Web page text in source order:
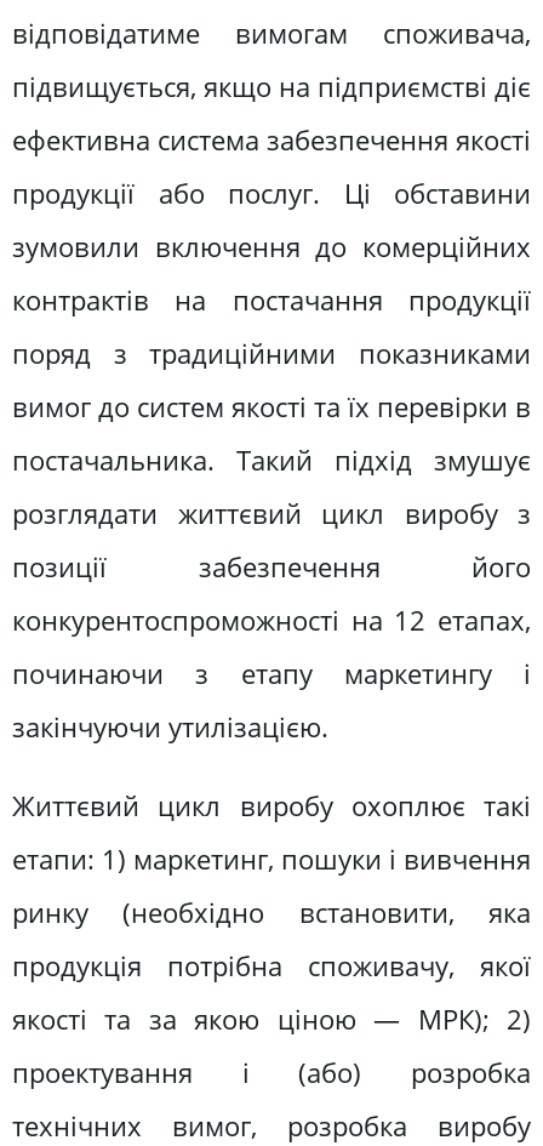
відповідатиме вимогам споживача,
підвищується, якщо на підприємстві діє
ефективна система забезпечення якості
продукції або послуг. Ці обставини
зумовили включення до комерційних
контрактів на постачання продукції
поряд з традиційними показниками
вимог до систем якості та їх перевірки в
постачальника. Такий підхід змушує
розглядати життєвий цикл виробу з
позиції забезпечення його
конкурентоспроможності на 12 етапах,
починаючи з етапу маркетингу і
закінчуючи утилізацією.
Життєвий цикл виробу охоплює такі
етапи: 1) маркетинг, пошуки і вивчення
ринку (необхідно встановити, яка
продукція потрібна споживачу, якої
якості та за якою ціною — МРК); 2)
проектування і (або) розробка
технічних вимог, розробка виробу